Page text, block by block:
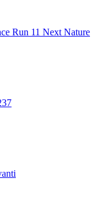
Run 11 Next Nature